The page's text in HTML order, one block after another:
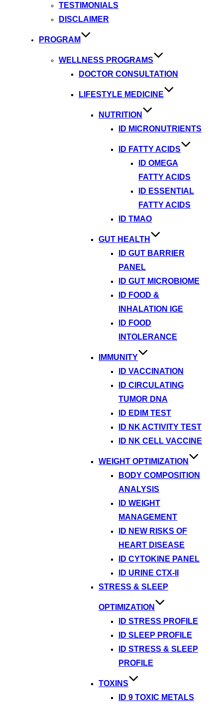
TESTIMONIALS
DISCLAIMER
PROGRAM
WELLNESS PROGRAMS
DOCTOR CONSULTATION
LIFESTYLE MEDICINE
NUTRITION
ID MICRONUTRIENTS
ID FATTY ACIDS
ID OMEGA
FATTY ACIDS
ID ESSENTIAL
FATTY ACIDS
ID TMAO
GUT HEALTH
ID GUT BARRIER
PANEL
ID GUT MICROBIOME
ID FOOD &
INHALATION IGE
ID FOOD
INTOLERANCE
IMMUNITY
ID VACCINATION
ID CIRCULATING
TUMOR DNA
ID EDIM TEST
ID NK ACTIVITY TEST
ID NK CELL VACCINE
WEIGHT OPTIMIZATION
BODY COMPOSITION
ANALYSIS
ID WEIGHT
MANAGEMENT
ID NEW RISKS OF
HEART DISEASE
ID CYTOKINE PANEL
ID URINE CTX-II
STRESS & SLEEP
OPTIMIZATION
ID STRESS PROFILE
ID SLEEP PROFILE
ID STRESS & SLEEP
PROFILE
TOXINS
ID 9 TOXIC METALS